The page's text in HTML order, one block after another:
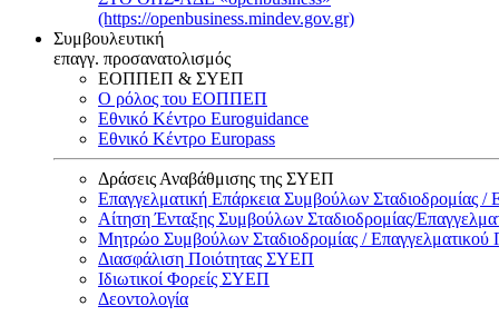
(https://openbusiness.mindev.gov.gr)
Συμβουλευτική
επαγγ. προσανατολισμός
ΕΟΠΠΕΠ & ΣΥΕΠ
Ο ρόλος του ΕΟΠΠΕΠ
Εθνικό Κέντρο Euroguidance
Εθνικό Κέντρο Europass
Δράσεις Αναβάθμισης της ΣΥΕΠ
Επαγγελματική Επάρκεια Συμβούλων Σταδιοδρομίας /
Αίτηση Ένταξης Συμβούλων Σταδιοδρομίας/
Μητρώο Συμβούλων Σταδιοδρομίας / Επαγγελματικού
Διασφάλιση Ποιότητας ΣΥΕΠ
Ιδιωτικοί Φορείς ΣΥΕΠ
Δεοντολογία